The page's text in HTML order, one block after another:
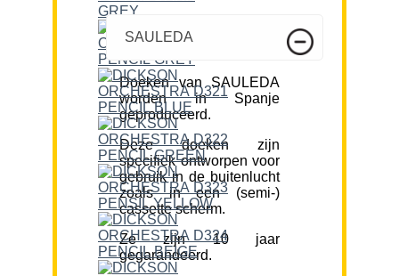
SAULEDA
Doeken van SAULEDA
worden in Spanje
geproduceerd.
Deze doeken zijn
specifiek ontworpen voor
gebruik in de buitenlucht
zoals in een (semi-)
cassette scherm.
Ze zijn 10 jaar
gegarandeerd.